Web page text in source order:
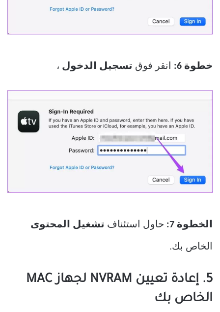
خطوة 6: انقر فوق تسجيل الدخول ،
الخطوة 7: حاول استئناف تشغيل المحتوى
الخاص بك.
5. إعادة تعيين NVRAM لجهاز MAC
الخاص بك